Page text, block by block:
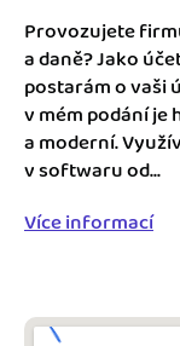
Propojení na
Spřátelené
Katalog doplňků
Jak začít
Jak se vyznat
Blog
mini akademie
Šablona pro
Šablona pro
Provozujete
a daně? Jako
postarám o vaši
v mém podání je
a moderní.
v softwaru od...
Více informací